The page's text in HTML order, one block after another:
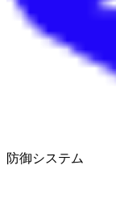
防御システム